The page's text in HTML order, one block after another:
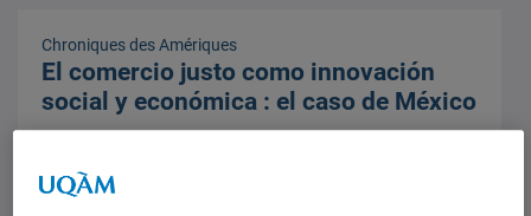
Chroniques des Amériques
El comercio justo como innovación
social y económica : el caso de México